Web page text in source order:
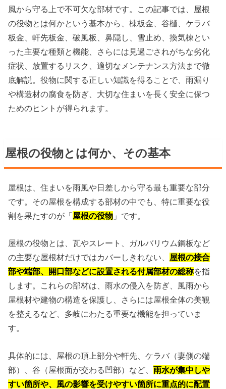
風から守る上で不可欠な部材です。この記事では、屋根
の役物とは何かという基本から、棟板金、谷樋、ケラバ
板金、軒先板金、破風板、鼻隠し、雪止め、換気棟とい
った主要な種類と機能、さらには見過ごされがちな劣化
症状、放置するリスク、適切なメンテナンス方法まで徹
底解説。役物に関する正しい知識を得ることで、雨漏り
や構造材の腐食を防ぎ、大切な住まいを長く安全に保つ
ためのヒントが得られます。
屋根の役物とは何か、その基本
屋根は、住まいを雨風や日差しから守る最も重要な部分
です。その屋根を構成する部材の中でも、特に重要な役
割を果たすのが「屋根の役物 」です。
屋根の役物とは、瓦やスレート、ガルバリウム鋼板など
の主要な屋根材だけではカバーしきれない、 屋根の接合
部や端部、開口部などに設置される付属部材の総称を指
します。これらの部材は、雨水の侵入を防ぎ、風雨から
屋根材や建物の構造を保護し、さらには屋根全体の美観
を整えるなど、多岐にわたる重要な機能を担っていま
す。
具体的には、屋根の頂上部分や軒先、ケラバ（妻側の端
部）、谷（屋根面が交わる凹部）など、雨水が集中しや
すい箇所や、風の影響を受けやすい箇所に重点的に配置